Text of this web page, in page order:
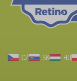
CZ SK HU